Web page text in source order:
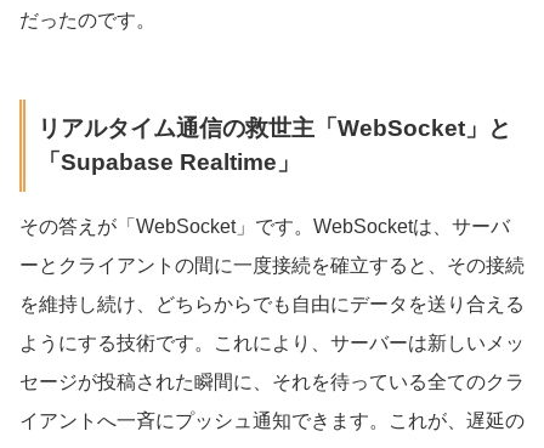
だったのです。
リアルタイム通信の救世主「WebSocket」と
「Supabase Realtime」
その答えが「WebSocket」です。WebSocketは、サーバ
ーとクライアントの間に一度接続を確立すると、その接続
を維持し続け、どちらからでも自由にデータを送り合える
ようにする技術です。これにより、サーバーは新しいメッ
セージが投稿された瞬間に、それを待っている全てのクラ
イアントへ一斉にプッシュ通知できます。これが、遅延の